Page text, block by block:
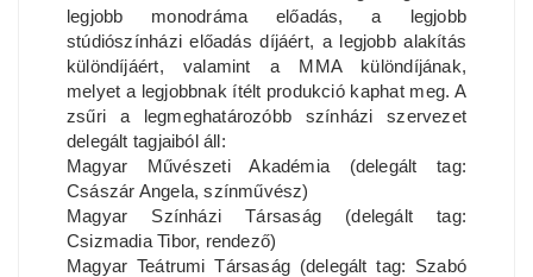
legjobb monodráma előadás, a legjobb
stúdiószínházi előadás díjáért, a legjobb alakítás
különdíjáért, valamint a MMA különdíjának,
melyet a legjobbnak ítélt produkció kaphat meg. A
zsűri a legmeghatározóbb színházi szervezet
delegált tagjaiból áll:
Magyar Művészeti Akadémia (delegált tag:
Császár Angela, színművész)
Magyar Színházi Társaság (delegált tag:
Csizmadia Tibor, rendező)
Magyar Teátrumi Társaság (delegált tag: Szabó